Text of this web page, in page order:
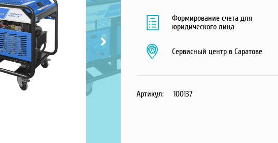
Формирование счета для
юридического лица
Сервисный центр в Саратове
Артикул: 100137